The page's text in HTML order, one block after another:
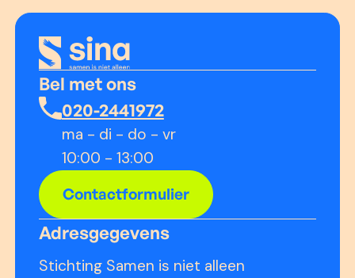
Bel met ons
020-2441972
ma - di - do - vr
10:00 - 13:00
Contactformulier
Adresgegevens
Stichting Samen is niet alleen